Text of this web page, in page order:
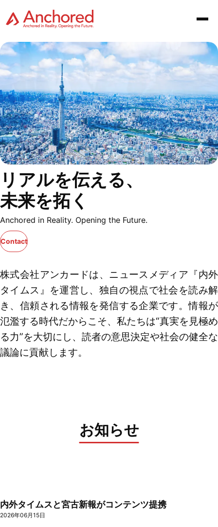
リアルを伝える、
未来を拓く
Anchored in Reality. Opening the Future.
Contact
株式会社アンカードは、ニュースメディア『内外
タイムス』を運営し、独自の視点で社会を読み解
き、信頼される情報を発信する企業です。情報が
氾濫する時代だからこそ、私たちは“真実を見極め
る力”を大切にし、読者の意思決定や社会の健全な
議論に貢献します。
お知らせ
内外タイムスと宮古新報がコンテンツ提携
2026年06月15日